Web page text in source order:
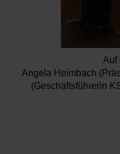
Auf
Angela Heimbach
(Geschäftsführerin